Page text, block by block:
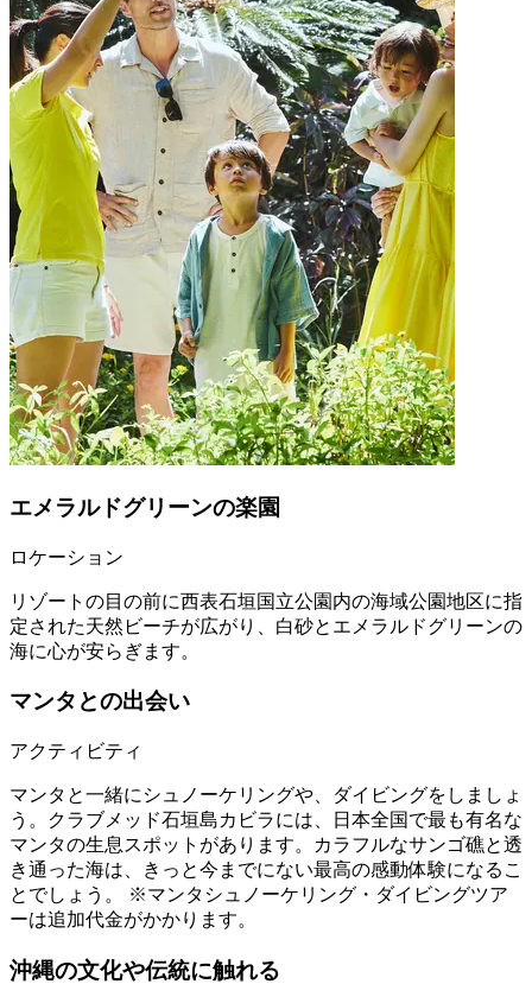
エメラルドグリーンの楽園
ロケーション
リゾートの目の前に西表石垣国立公園内の海域公園地区に指
定された天然ビーチが広がり、白砂とエメラルドグリーンの
海に心が安らぎます。
マンタとの出会い
アクティビティ
マンタと一緒にシュノーケリングや、ダイビングをしましょ
う。クラブメッド石垣島カビラには、日本全国で最も有名な
マンタの生息スポットがあります。カラフルなサンゴ礁と透
き通った海は、きっと今までにない最高の感動体験になるこ
とでしょう。 ※マンタシュノーケリング・ダイビングツア
ーは追加代金がかかります。
沖縄の文化や伝統に触れる